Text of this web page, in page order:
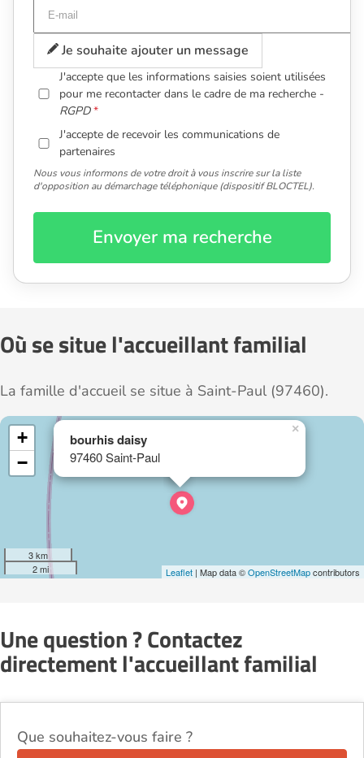
Je souhaite ajouter un message
J'accepte que les informations saisies soient utilisées
pour me recontacter dans le cadre de ma recherche -
RGPD
J'accepte de recevoir les communications de
partenaires
Nous vous informons de votre droit à vous inscrire sur la liste
d'opposition au démarchage téléphonique (dispositif BLOCTEL).
Envoyer ma recherche
Où se situe l'accueillant familial
La famille d'accueil se situe à Saint-Paul (97460).
bourhis daisy
97460 Saint-Paul
×
+
−
3 km
2 mi
Leaflet | Map data ©OpenStreetMapcontributors
Une question ? Contactez
directement l'accueillant familial
Que souhaitez-vous faire ?